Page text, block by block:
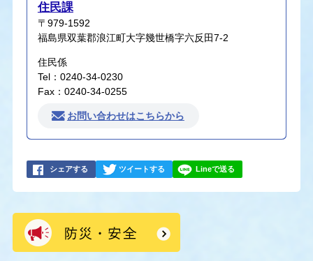
住民課
〒979-1592
福島県双葉郡浪江町大字幾世橋字六反田7-2
住民係
Tel：0240-34-0230
Fax：0240-34-0255
お問い合わせはこちらから
シェアする ツイートする Lineで送る